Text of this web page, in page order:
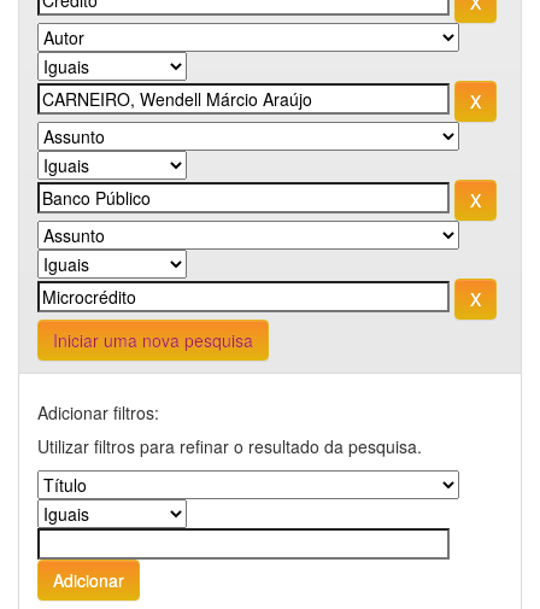
Iniciar uma nova pesquisa
Adicionar filtros:
Utilizar filtros para refinar o resultado da pesquisa.